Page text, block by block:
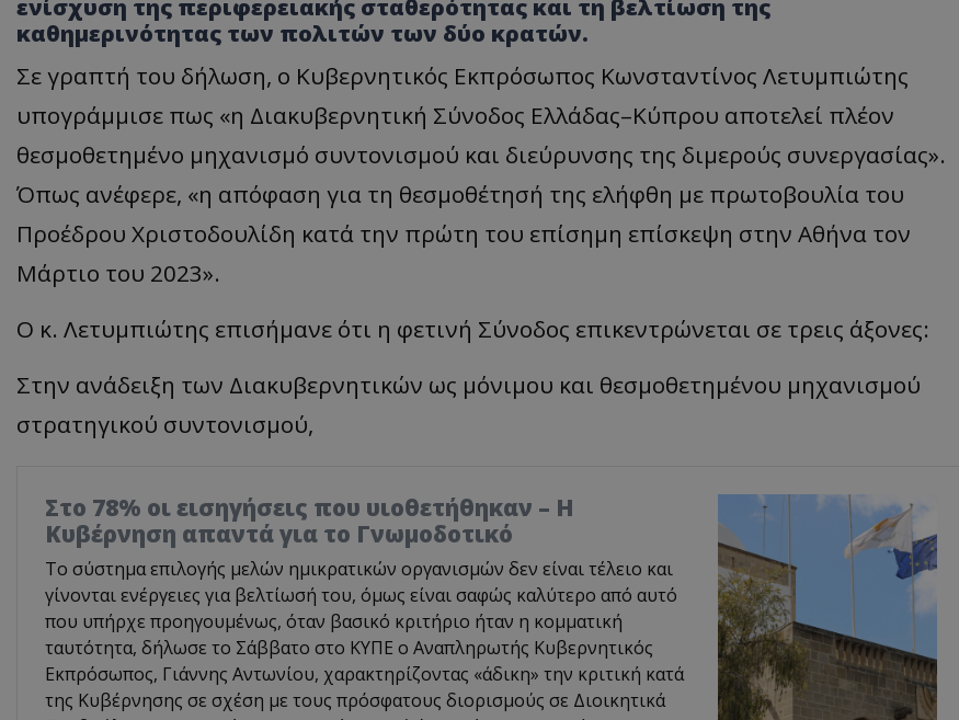
ενίσχυση της περιφερειακής σταθερότητας και τη βελτίωση της
καθημερινότητας των πολιτών των δύο κρατών.
Σε γραπτή του δήλωση, ο Κυβερνητικός Εκπρόσωπος Κωνσταντίνος Λετυμπιώτης
υπογράμμισε πως «η Διακυβερνητική Σύνοδος Ελλάδας–Κύπρου αποτελεί πλέον
θεσμοθετημένο μηχανισμό συντονισμού και διεύρυνσης της διμερούς συνεργασίας».
Όπως ανέφερε, «η απόφαση για τη θεσμοθέτησή της ελήφθη με πρωτοβουλία του
Προέδρου Χριστοδουλίδη κατά την πρώτη του επίσημη επίσκεψη στην Αθήνα τον
Μάρτιο του 2023».
Ο κ. Λετυμπιώτης επισήμανε ότι η φετινή Σύνοδος επικεντρώνεται σε τρεις άξονες:
Στην ανάδειξη των Διακυβερνητικών ως μόνιμου και θεσμοθετημένου μηχανισμού
στρατηγικού συντονισμού,
Στο 78% οι εισηγήσεις που υιοθετήθηκαν – Η
Κυβέρνηση απαντά για το Γνωμοδοτικό
Το σύστημα επιλογής μελών ημικρατικών οργανισμών δεν είναι τέλειο και
γίνονται ενέργειες για βελτίωσή του, όμως είναι σαφώς καλύτερο από αυτό
που υπήρχε προηγουμένως, όταν βασικό κριτήριο ήταν η κομματική
ταυτότητα, δήλωσε το Σάββατο στο ΚΥΠΕ ο Αναπληρωτής Κυβερνητικός
Εκπρόσωπος, Γιάννης Αντωνίου, χαρακτηρίζοντας «άδικη» την κριτική κατά
της Κυβέρνησης σε σχέση με τους πρόσφατους διορισμούς σε Διοικητικά